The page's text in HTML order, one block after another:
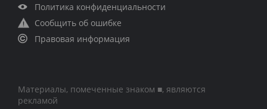
Политика конфиденциальности
Сообщить об ошибке
Правовая информация
Материалы, помеченные знаком ■, являются
рекламой